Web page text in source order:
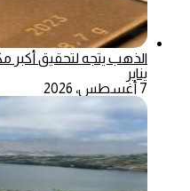
الذهب يتجه لتحقيق أكبر
يناير
7 أغسطس، 2026